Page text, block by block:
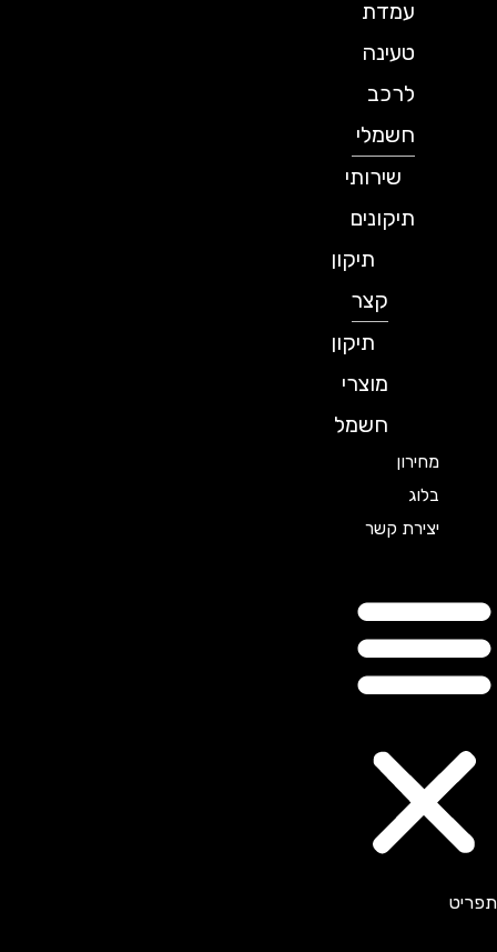
עמדת
טעינה
לרכב
חשמלי
שירותי
תיקונים
תיקון
תיקון
מוצרי
חשמל
מחירון
יצירת קשר